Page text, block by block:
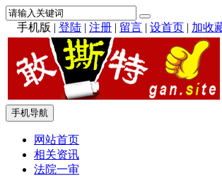
手机版 | 登陆 | 注册 | 留言 | 设首页 | 加收
手机导航
网站首页
相关资讯
法院一审